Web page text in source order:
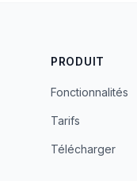
PRODUIT
Fonctionnalités
Tarifs
Télécharger